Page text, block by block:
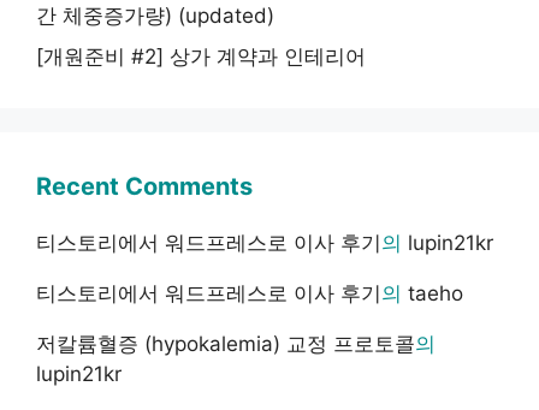
간 체중증가량) (updated)
[개원준비 #2] 상가 계약과 인테리어
Recent Comments
티스토리에서 워드프레스로 이사 후기의 lupin21kr
티스토리에서 워드프레스로 이사 후기의 taeho
저칼륨혈증 (hypokalemia) 교정 프로토콜의
lupin21kr